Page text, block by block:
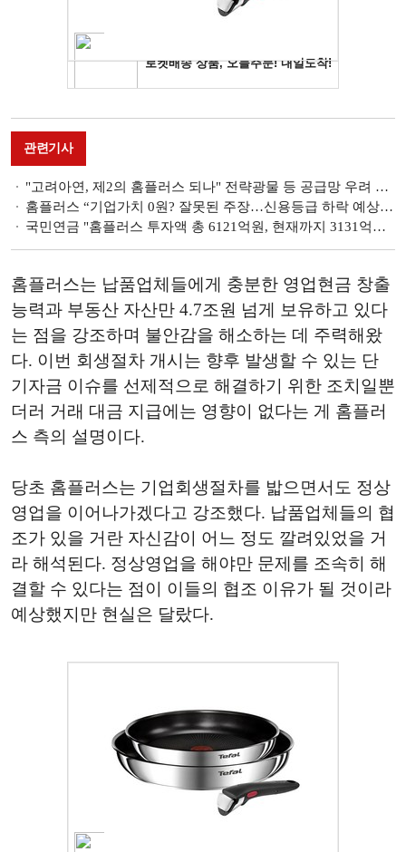
관련기사
"고려아연, 제2의 홈플러스 되나" 전략광물 등 공급망 우려 증폭
홈플러스 “기업가치 0원? 잘못된 주장…신용등급 하락 예상못해”
국민연금 "홈플러스 투자액 총 6121억원, 현재까지 3131억원 회수"
홈플러스는 납품업체들에게 충분한 영업현금 창출
능력과 부동산 자산만 4.7조원 넘게 보유하고 있다
는 점을 강조하며 불안감을 해소하는 데 주력해왔
다. 이번 회생절차 개시는 향후 발생할 수 있는 단
기자금 이슈를 선제적으로 해결하기 위한 조치일뿐
더러 거래 대금 지급에는 영향이 없다는 게 홈플러
스 측의 설명이다.
당초 홈플러스는 기업회생절차를 밟으면서도 정상
영업을 이어나가겠다고 강조했다. 납품업체들의 협
조가 있을 거란 자신감이 어느 정도 깔려있었을 거
라 해석된다. 정상영업을 해야만 문제를 조속히 해
결할 수 있다는 점이 이들의 협조 이유가 될 것이라
예상했지만 현실은 달랐다.